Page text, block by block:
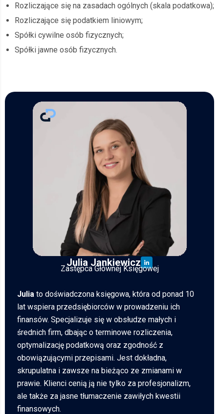
Rozliczające się na zasadach ogólnych (skala podatkowa);
Rozliczające się podatkiem liniowym;
Spółki cywilne osób fizycznych;
Spółki jawne osób fizycznych.
Julia Jankiewicz
Zastępca Głównej Księgowej
Julia to doświadczona księgowa, która od ponad 10
lat wspiera przedsiębiorców w prowadzeniu ich
finansów. Specjalizuje się w obsłudze małych i
średnich firm, dbając o terminowe rozliczenia,
optymalizację podatkową oraz zgodność z
obowiązującymi przepisami. Jest dokładna,
skrupulatna i zawsze na bieżąco ze zmianami w
prawie. Klienci cenią ją nie tylko za profesjonalizm,
ale także za jasne tłumaczenie zawiłych kwestii
finansowych.